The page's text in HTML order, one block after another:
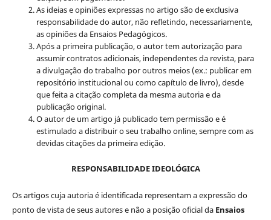
As ideias e opiniões expressas no artigo são de exclusiva
responsabilidade do autor, não refletindo, necessariamente,
as opiniões da Ensaios Pedagógicos.
Após a primeira publicação, o autor tem autorização para
assumir contratos adicionais, independentes da revista, para
a divulgação do trabalho por outros meios (ex.: publicar em
repositório institucional ou como capítulo de livro), desde
que feita a citação completa da mesma autoria e da
publicação original.
O autor de um artigo já publicado tem permissão e é
estimulado a distribuir o seu trabalho online, sempre com as
devidas citações da primeira edição.
RESPONSABILIDADE IDEOLÓGICA
Os artigos cuja autoria é identificada representam a expressão do
ponto de vista de seus autores e não a posição oficial da Ensaios